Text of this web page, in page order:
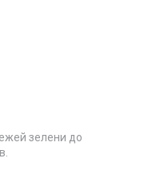
зелени до